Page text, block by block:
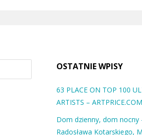
OSTATNIE WPISY
63 PLACE ON TOP 100
ARTISTS – ARTPRICE.COM
Dom dzienny, dom nocny
Radosława Kotarskiego,